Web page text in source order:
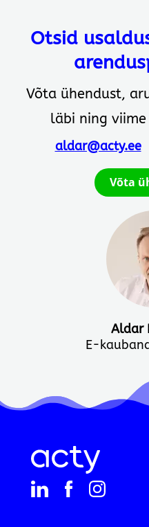
Otsid
Võta ühendust,
läbi ning
aldar@acty.ee
Võta
Aldar
E-